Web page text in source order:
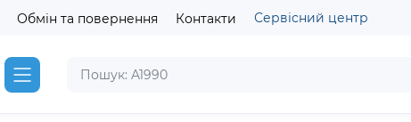
Обмін та повернення Контакти Сервісний центр